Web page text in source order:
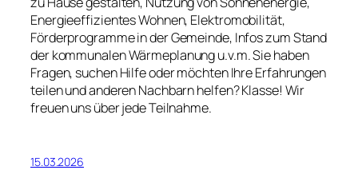
Energieeffizientes Wohnen, Elektromobilität,
Förderprogramme in der Gemeinde, Infos zum Stand
der kommunalen Wärmeplanung u.v.m. Sie haben
Fragen, suchen Hilfe oder möchten Ihre Erfahrungen
teilen und anderen Nachbarn helfen? Klasse! Wir
freuen uns über jede Teilnahme.
15.03.2026